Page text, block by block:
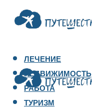
ЛЕЧЕНИЕ
НЕДВИЖИМОСТЬ
РАБОТА
ТУРИЗМ